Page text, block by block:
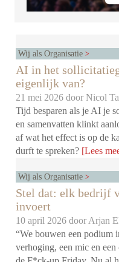
Wij als Organisatie
AI in het
eigenlijk van?
21 mei 2026 doorNicol
Tijd besparen als je AI je
en samenvatten klinkt
af wat het effect is op de
durft te spreken? [Lees
Wij als Organisatie
Stel dat: elk bedrijf
invoert
10 april 2026 door Arjan
“We bouwen een podium
verhoging, een mic en